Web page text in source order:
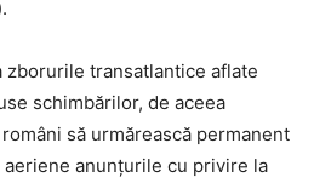
transatlantice aflate
schimbărilor, de aceea
să urmărească permanent
anunțurile cu privire la